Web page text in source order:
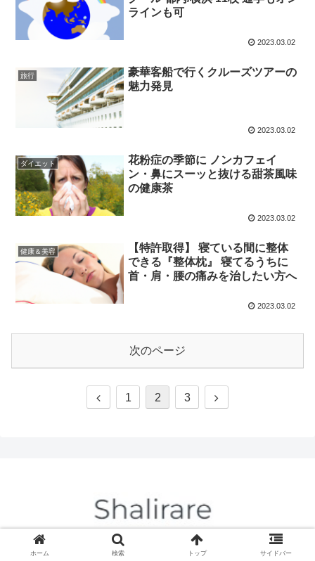
ラインも可
2023.03.02
旅行
豪華客船で行くクルーズツアーの
魅力発見
2023.03.02
ダイエット
花粉症の季節に ノンカフェイ
ン・鼻にスーッと抜ける甜茶風味
の健康茶
2023.03.02
健康＆美容
【特許取得】 寝ている間に整体
できる『整体枕』 寝てるうちに
首・肩・腰の痛みを治したい方へ
2023.03.02
次のページ
1 2 3
© 2023 Shalirare.
ホーム 検索 トップ サイドバー